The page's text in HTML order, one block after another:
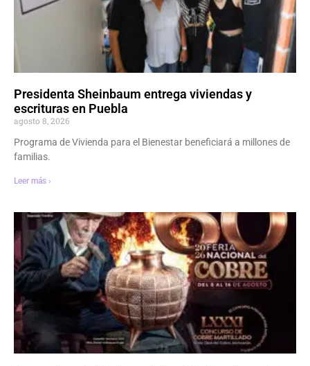
Presidenta Sheinbaum entrega viviendas y
escrituras en Puebla
agosto 8, 2026
Programa de Vivienda para el Bienestar beneficiará a millones de
familias.
Leer más ›